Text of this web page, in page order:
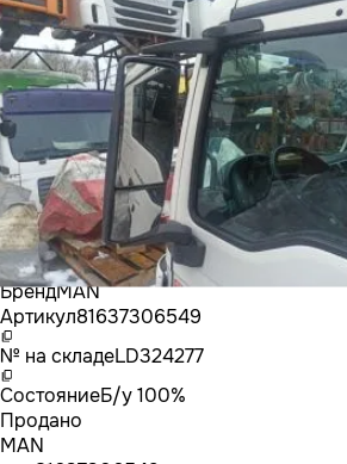
БрендMAN
Артикул81637306549
№ на складеLD324277
СостояниеБ/у 100%
Продано
MAN